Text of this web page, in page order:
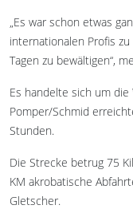
„Es war schon etwas
internationalen Profis
Tagen zu bewältigen“,
Es handelte sich um
Pomper/Schmid
Stunden.
Die Strecke betrug 75
KM akrobatische
Gletscher.